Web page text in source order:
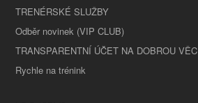
TRENÉRSKÉ SLUŽBY
Odběr novinek (VIP CLUB)
TRANSPARENTNÍ ÚČET NA DOBROU VĚC
Rychle na trénink